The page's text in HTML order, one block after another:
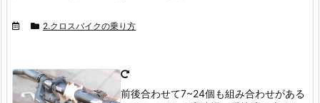
2.クロスバイクの乗り方
前後合わせて7~24個も組み合わせがある